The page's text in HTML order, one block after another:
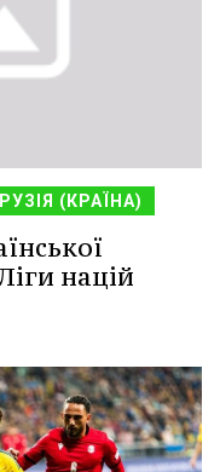
(КРАЇНА)
націй